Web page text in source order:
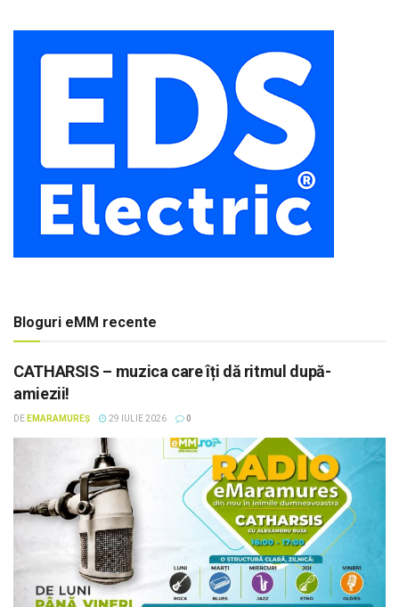
Bloguri eMM recente
CATHARSIS – muzica care îți dă ritmul după-
amiezii!
DE EMARAMUREȘ 29 IULIE 2026 0